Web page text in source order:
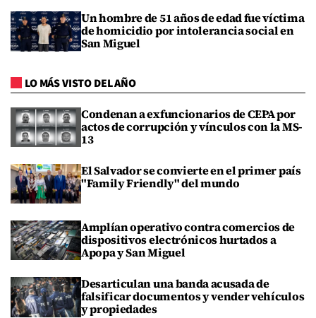
Un hombre de 51 años de edad fue víctima
de homicidio por intolerancia social en
San Miguel
LO MÁS VISTO DEL AÑO
Condenan a exfuncionarios de CEPA por
actos de corrupción y vínculos con la MS-
13
El Salvador se convierte en el primer país
"Family Friendly" del mundo
Amplían operativo contra comercios de
dispositivos electrónicos hurtados a
Apopa y San Miguel
Desarticulan una banda acusada de
falsificar documentos y vender vehículos
y propiedades